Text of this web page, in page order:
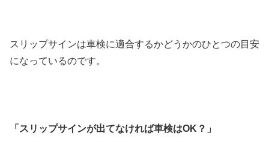
スリップサインは車検に適合するかどうかのひとつの目安
になっているのです。
「スリップサインが出てなければ車検はOK？」